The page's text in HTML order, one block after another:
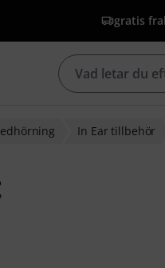
gratis
In Ear tillbehör